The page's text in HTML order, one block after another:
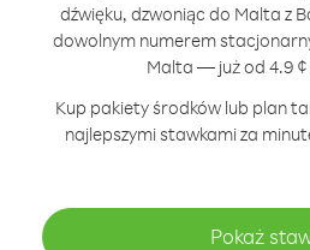
dźwięku, dzwoniąc do Malta z
dowolnym numerem
Malta — już od 4.9 ¢
Kup pakiety środków lub plan
najlepszymi stawkami za
Pokaż